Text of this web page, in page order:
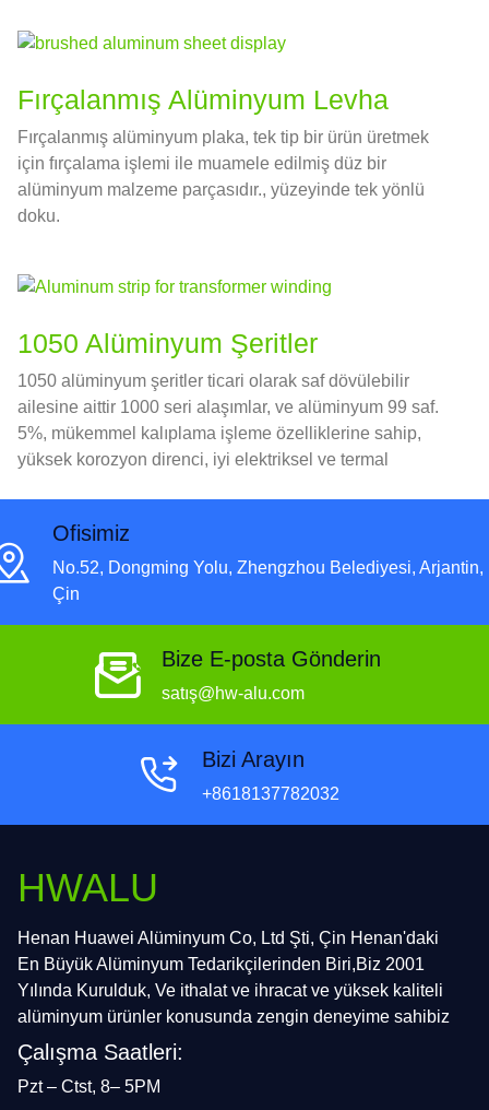
Fırçalanmış Alüminyum Levha
Fırçalanmış alüminyum plaka, tek tip bir ürün üretmek
için fırçalama işlemi ile muamele edilmiş düz bir
alüminyum malzeme parçasıdır., yüzeyinde tek yönlü
doku.
1050 Alüminyum Şeritler
1050 alüminyum şeritler ticari olarak saf dövülebilir
ailesine aittir 1000 seri alaşımlar, ve alüminyum 99 saf.
5%, mükemmel kalıplama işleme özelliklerine sahip,
yüksek korozyon direnci, iyi elektriksel ve termal
Ofisimiz
No.52, Dongming Yolu, Zhengzhou Belediyesi, Arjantin,
Çin
Bize E-posta Gönderin
satış@hw-alu.com
Bizi Arayın
+8618137782032
HWALU
Henan Huawei Alüminyum Co, Ltd Şti, Çin Henan'daki
En Büyük Alüminyum Tedarikçilerinden Biri,Biz 2001
Yılında Kurulduk, Ve ithalat ve ihracat ve yüksek kaliteli
alüminyum ürünler konusunda zengin deneyime sahibiz
Çalışma Saatleri:
Pzt – Ctst, 8– 5PM